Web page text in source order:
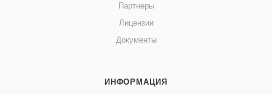
Партнеры
Лицензии
Документы
ИНФОРМАЦИЯ